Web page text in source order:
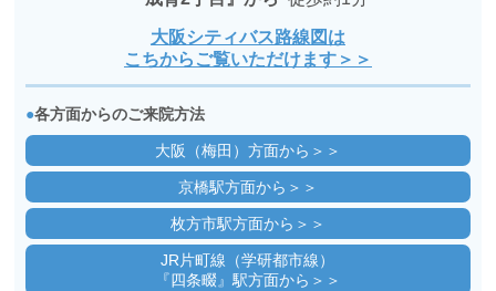
大阪シティバス路線図は
こちからご覧いただけます＞＞
●各方面からのご来院方法
大阪（梅田）方面から＞＞
京橋駅方面から＞＞
枚方市駅方面から＞＞
JR片町線（学研都市線）
『四条畷』駅方面から＞＞